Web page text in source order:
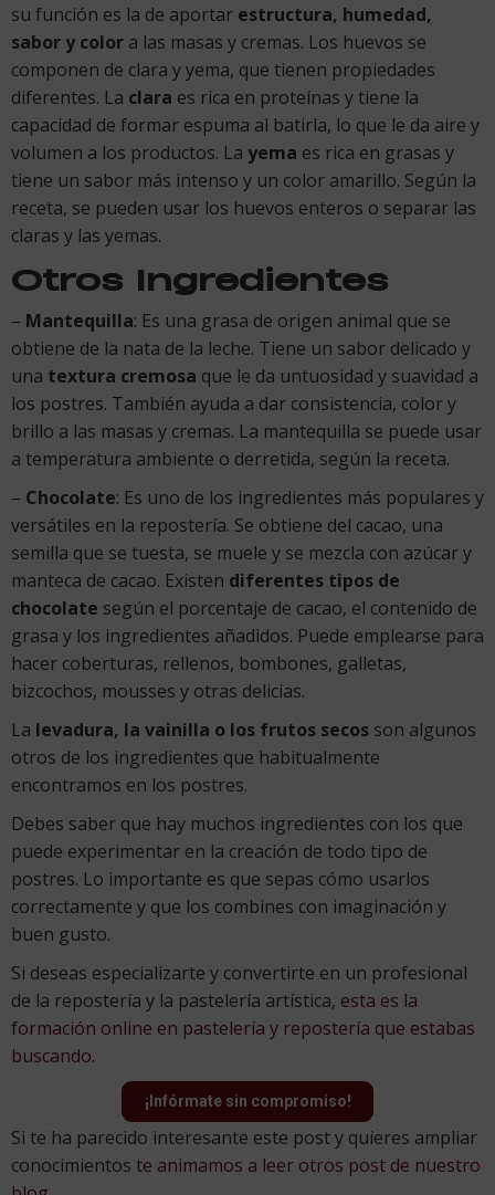
su función es la de aportar estructura, humedad,
sabor y color a las masas y cremas. Los huevos se
componen de clara y yema, que tienen propiedades
diferentes. La clara es rica en proteínas y tiene la
capacidad de formar espuma al batirla, lo que le da aire y
volumen a los productos. La yema es rica en grasas y
tiene un sabor más intenso y un color amarillo. Según la
receta, se pueden usar los huevos enteros o separar las
claras y las yemas.
Otros Ingredientes
– Mantequilla: Es una grasa de origen animal que se
obtiene de la nata de la leche. Tiene un sabor delicado y
una textura cremosa que le da untuosidad y suavidad a
los postres. También ayuda a dar consistencia, color y
brillo a las masas y cremas. La mantequilla se puede usar
a temperatura ambiente o derretida, según la receta.
– Chocolate: Es uno de los ingredientes más populares y
versátiles en la repostería. Se obtiene del cacao, una
semilla que se tuesta, se muele y se mezcla con azúcar y
manteca de cacao. Existen diferentes tipos de
chocolate según el porcentaje de cacao, el contenido de
grasa y los ingredientes añadidos. Puede emplearse para
hacer coberturas, rellenos, bombones, galletas,
bizcochos, mousses y otras delicias.
La levadura, la vainilla o los frutos secos son algunos
otros de los ingredientes que habitualmente
encontramos en los postres.
Debes saber que hay muchos ingredientes con los que
puede experimentar en la creación de todo tipo de
postres. Lo importante es que sepas cómo usarlos
correctamente y que los combines con imaginación y
buen gusto.
Si deseas especializarte y convertirte en un profesional
de la repostería y la pastelería artística, esta es la
formación online en pastelería y repostería que estabas
buscando.
¡Infórmate sin compromiso!
Si te ha parecido interesante este post y quieres ampliar
conocimientos te animamos a leer otros post de nuestro